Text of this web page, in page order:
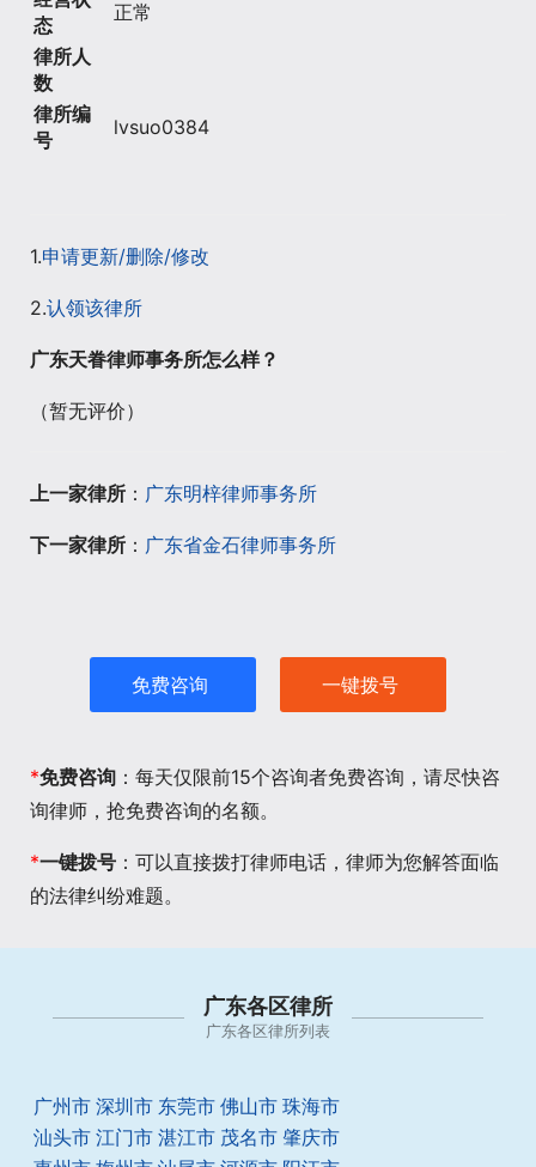
态
正常
律所人
数
律所编
号
lvsuo0384
1.申请更新/删除/修改
2.认领该律所
广东天眷律师事务所怎么样？
（暂无评价）
上一家律所 ： 广东明梓律师事务所
下一家律所 ： 广东省金石律师事务所
免费咨询 一键拨号
*免费咨询 ：每天仅限前15个咨询者免费咨询，请尽快咨
询律师，抢免费咨询的名额。
*一键拨号 ：可以直接拨打律师电话，律师为您解答面临
的法律纠纷难题。
广东各区律所
广东各区律所列表
广州市 深圳市 东莞市 佛山市 珠海市
汕头市 江门市 湛江市 茂名市 肇庆市